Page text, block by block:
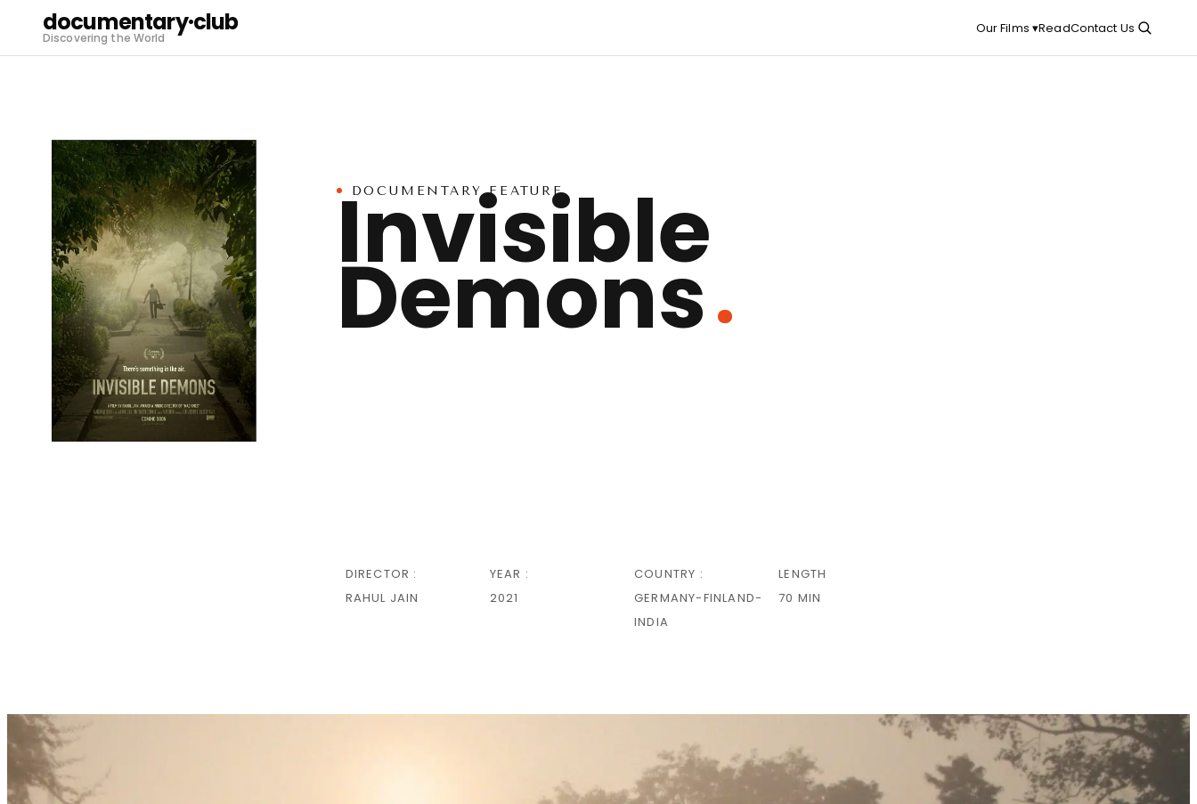
documentary·club
Discovering the World
Our Films ▾ReadContact Us
DOCUMENTARY FEATURE
Invisible
Demons
DIRECTOR :
RAHUL JAIN
YEAR :
2021
COUNTRY :
GERMANY-FINLAND-
INDIA
LENGTH
70 MIN